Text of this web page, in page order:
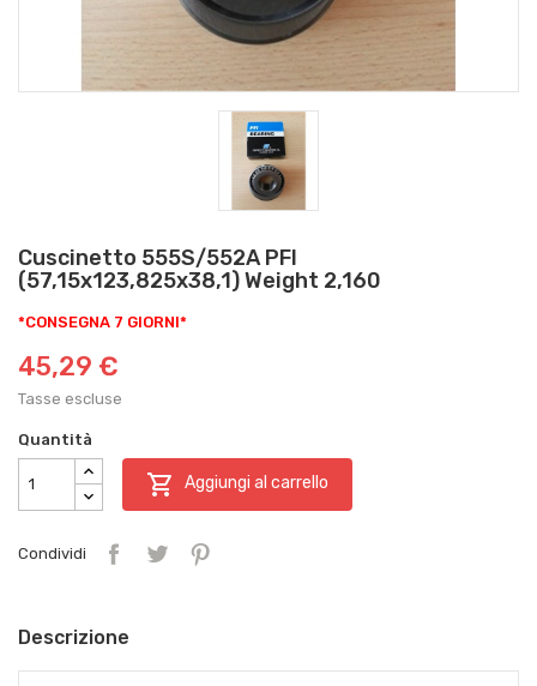
Cuscinetto 555S/552A PFI
(57,15x123,825x38,1) Weight 2,160
*CONSEGNA 7 GIORNI*
45,29 €
Tasse escluse
Quantità
 Aggiungi al carrello
Condividi
Descrizione